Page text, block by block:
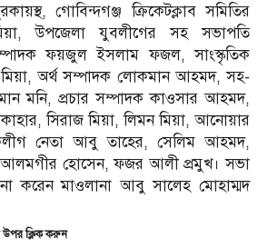
গোবিন্দগঞ্জ ক্রিকেটক্লাব সমিতির
উপজেলা যুবলীগের সহ সভাপতি
ফয়জুল ইসলাম ফজল, সাংস্কৃতিক
অর্থ সম্পাদক লোকমান আহমদ, সহ-
মনি, প্রচার সম্পাদক কাওসার আহমদ,
সিরাজ মিয়া, লিমন মিয়া, আনোয়ার
নেতা আবু তাহের, সেলিম আহমদ,
আলমগীর হোসেন, ফজর আলী প্রমুখ। সভা
করেন মাওলানা আবু সালেহ মোহাম্মদ
উপর ক্লিক করুন